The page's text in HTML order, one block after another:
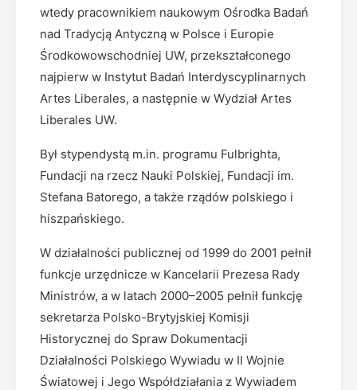
wtedy pracownikiem naukowym Ośrodka Badań
nad Tradycją Antyczną w Polsce i Europie
Środkowowschodniej UW, przekształconego
najpierw w Instytut Badań Interdyscyplinarnych
Artes Liberales, a następnie w Wydział Artes
Liberales UW.
Był stypendystą m.in. programu Fulbrighta,
Fundacji na rzecz Nauki Polskiej, Fundacji im.
Stefana Batorego, a także rządów polskiego i
hiszpańskiego.
W działalności publicznej od 1999 do 2001 pełnił
funkcje urzędnicze w Kancelarii Prezesa Rady
Ministrów, a w latach 2000–2005 pełnił funkcję
sekretarza Polsko-Brytyjskiej Komisji
Historycznej do Spraw Dokumentacji
Działalności Polskiego Wywiadu w II Wojnie
Światowej i Jego Współdziałania z Wywiadem